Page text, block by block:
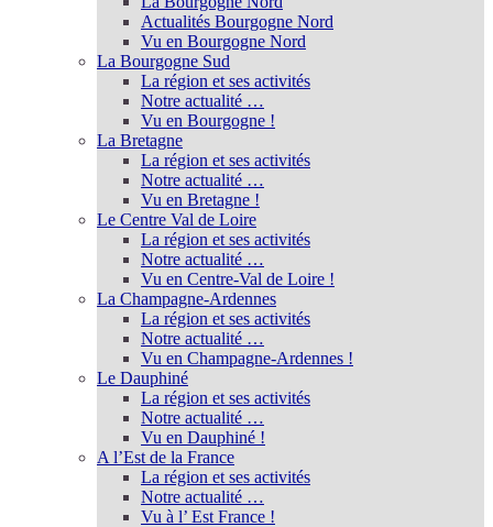
Actualités Bourgogne Nord
Vu en Bourgogne Nord
La Bourgogne Sud
La région et ses activités
Notre actualité …
Vu en Bourgogne !
La Bretagne
La région et ses activités
Notre actualité …
Vu en Bretagne !
Le Centre Val de Loire
La région et ses activités
Notre actualité …
Vu en Centre-Val de Loire !
La Champagne-Ardennes
La région et ses activités
Notre actualité …
Vu en Champagne-Ardennes !
Le Dauphiné
La région et ses activités
Notre actualité …
Vu en Dauphiné !
A l’Est de la France
La région et ses activités
Notre actualité …
Vu à l’ Est France !